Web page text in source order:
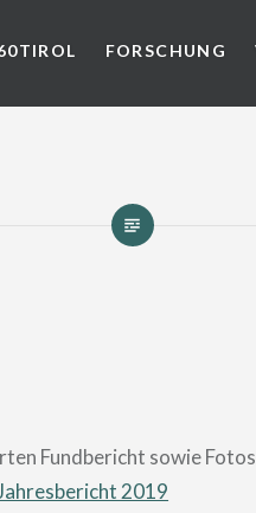
FORSCHUNG
Fundbericht sowie
2019